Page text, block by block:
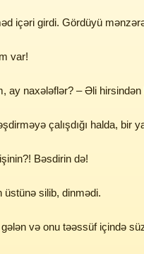
içəri girdi. Gördüyü
var!
ay naxələflər? – Əli
çalışdığı halda, bir
Bəsdirin də!
üstünə silib, dinmədi.
və onu təəssüf içində